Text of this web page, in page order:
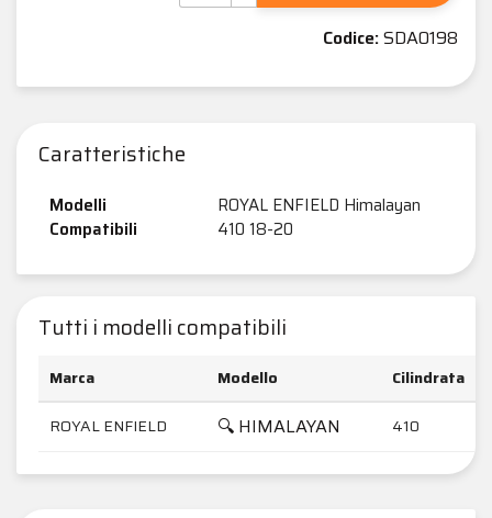
Codice:SDA0198
Caratteristiche
Modelli
Compatibili
ROYAL ENFIELD Himalayan
410 18-20
Tutti i modelli compatibili
Marca Modello
Cilindrata
ROYAL ENFIELD
🔍 HIMALAYAN 410